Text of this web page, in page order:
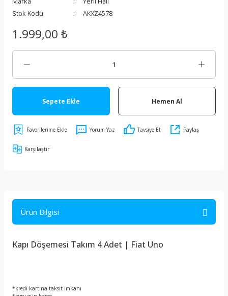
Stok Kodu
AKXZ4578
1.999,00 ₺
Sepete Ekle Hemen Al
Yorum Yaz Tavsiye Et Paylaş
Karşılaştır
Ürün Bilgisi
Kapı Döşemesi Takım 4 Adet | Fiat Uno
*kredi kartına taksit imkanı